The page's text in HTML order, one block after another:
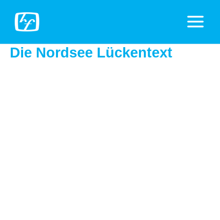
Inhalt
springen
Main
Die Nordsee Lückentext